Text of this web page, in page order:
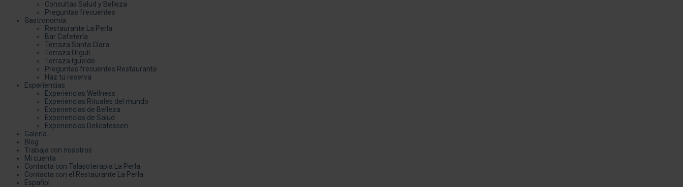
Consultas Salud y Belleza
Preguntas frecuentes
Gastronomía
Restaurante La Perla
Bar Cafetería
Terraza Santa Clara
Terraza Urgull
Terraza Igueldo
Preguntas frecuentes Restaurante
Haz tu reserva
Experiencias
Experiencias Wellness
Experiencias Rituales del mundo
Experiencias de Belleza
Experiencias de Salud
Experiencias Delicatessen
Galería
Blog
Trabaja con nosotros
Mi cuenta
Contacta con Talasoterapia La Perla
Contacta con el Restaurante La Perla
Español